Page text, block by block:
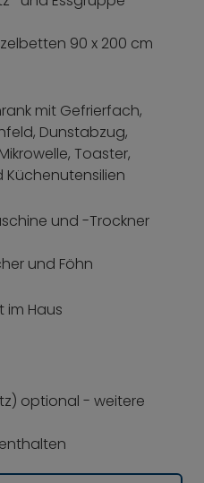
90 x 200 cm
mit Gefrierfach,
Dunstabzug,
Toaster,
Küchenutensilien
und -Trockner
und Föhn
im Haus
optional - weitere